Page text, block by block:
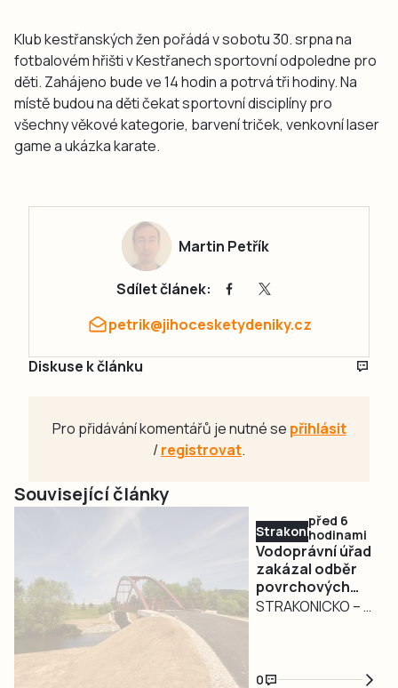
Klub kestřanských žen pořádá v sobotu 30. srpna na
fotbalovém hřišti v Kestřanech sportovní odpoledne pro
děti. Zahájeno bude ve 14 hodin a potrvá tři hodiny. Na
místě budou na děti čekat sportovní disciplíny pro
všechny věkové kategorie, barvení triček, venkovní laser
game a ukázka karate.
Martin Petřík
Sdílet článek:
petrik@jihocesketydeniky.cz
Diskuse k článku
Pro přidávání komentářů je nutné se přihlásit
/registrovat.
Související články
Strakonicko
před 6
hodinami
Vodoprávní úřad
zakázal odběr
povrchových
vod na
STRAKONICKO – V
hydrologické
0